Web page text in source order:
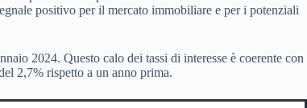
positivo per il mercato immobiliare e per i potenziali
2024. Questo calo dei tassi di interesse è coerente con
2,7% rispetto a un anno prima.